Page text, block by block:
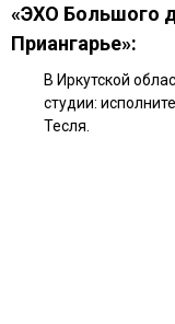
«ЭХО Большого
Приангарье»:
В Иркутской
студии:
Тесля.